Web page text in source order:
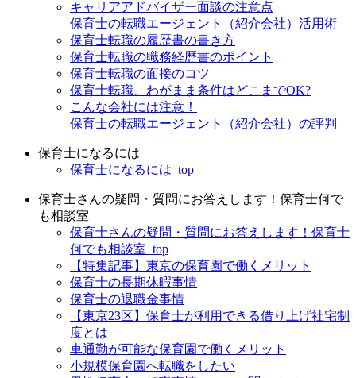
キャリアアドバイザー面談の注意点
保育士の転職エージェント（紹介会社）活用術
保育士転職の履歴書の書き方
保育士転職の職務経歴書のポイント
保育士転職の面接のコツ
保育士転職、わがまま条件はどこまでOK?
こんな会社には注意！
保育士の転職エージェント（紹介会社）の評判
保育士になるには
保育士になるには_top
保育士さんの疑問・質問にお答えします！保育士何で
も相談室
保育士さんの疑問・質問にお答えします！保育士
何でも相談室_top
【特集記事】東京の保育園で働くメリット
保育士の長期休暇事情
保育士の退職金事情
【東京23区】保育士が利用できる借り上げ社宅制
度とは
車通勤が可能な保育園で働くメリット
小規模保育園へ転職をしたい